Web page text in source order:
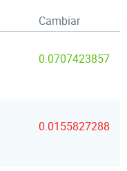
Cambiar
0.0707423857
0.0155827288